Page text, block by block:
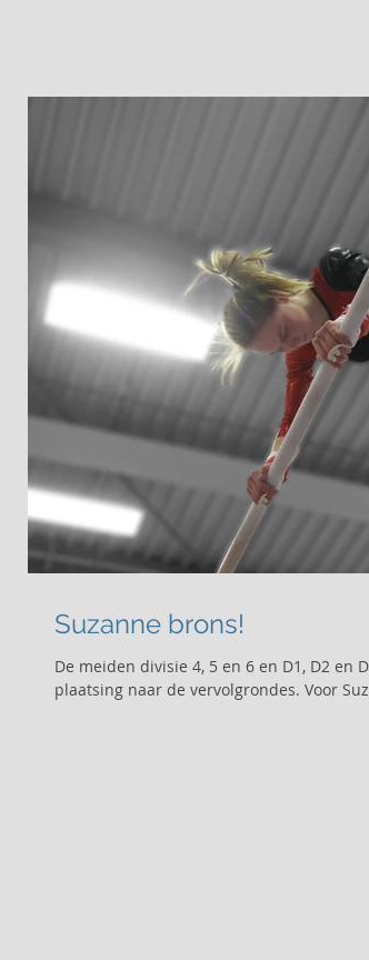
Suzanne brons!
De meiden divisie 4, 5 en 6 en D1, D2
plaatsing naar de vervolgrondes. Voor